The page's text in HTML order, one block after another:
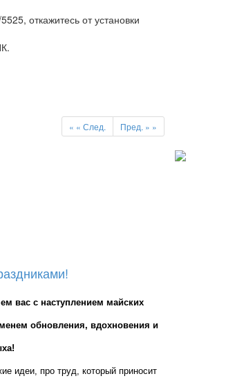
откажитесь от установки
« « След. Пред. » »
вас с наступлением майских
обновления, вдохновения и
идеи, про труд, который приносит